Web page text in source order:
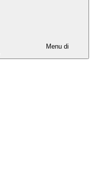
Menu di